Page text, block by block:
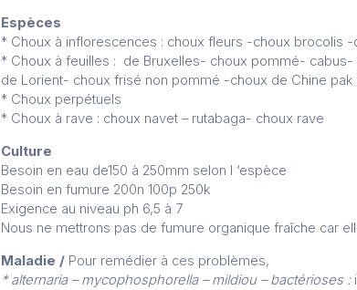
Espèces
* Choux à inflorescences : choux fleurs -choux brocolis
* Choux à feuilles : de Bruxelles- choux pommé-
de Lorient- choux frisé non pommé -choux de Chine pak
* Choux perpétuels
* Choux à rave : choux navet – rutabaga- choux rave
Culture
Besoin en eau de150 à 250mm selon l ‘espèce
Besoin en fumure 200n 100p 250k
Exigence au niveau ph 6,5 à 7
Nous ne mettrons pas de fumure organique fraîche car
Maladie / Pour remédier à ces problèmes,
* alternaria – mycophosphorella – mildiou – bactérioses :